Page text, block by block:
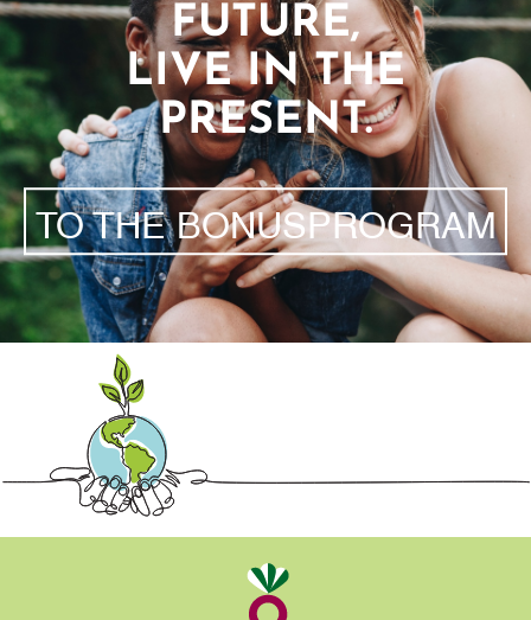
FUTURE,
LIVE IN THE
PRESENT.
TO THE BONUSPROGRAM